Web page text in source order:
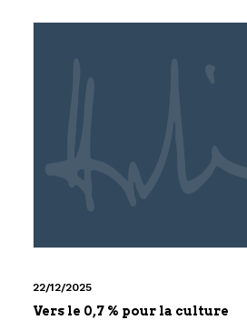
22/12/2025
Vers le 0,7 % pour la culture